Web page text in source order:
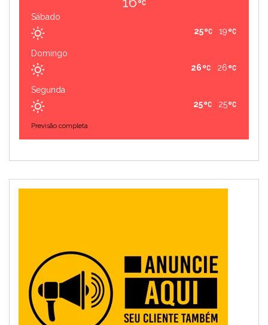
Sábado
19
25
Domingo
26
26
Segunda
25
25
Previsão completa